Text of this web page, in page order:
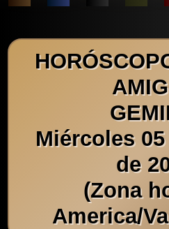
Miércoles
de
(Zona
America/